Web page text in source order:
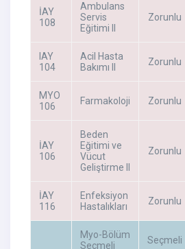
İAY
108
Ambulans
Servis
Eğitimi II
Zorunlu
IAY
104
Acil Hasta
Bakımı II
Zorunlu
MYO
106
Farmakoloji Zorunlu
İAY
106
Beden
Eğitimi ve
Vücut
Geliştirme II
Zorunlu
İAY
116
Enfeksiyon
Hastalıkları
Zorunlu
Myo-Bölüm
Seçmeli
Seçmeli